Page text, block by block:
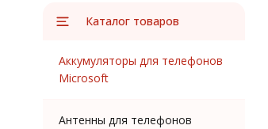
Каталог товаров
Аккумуляторы для телефонов
Microsoft
Антенны для телефонов